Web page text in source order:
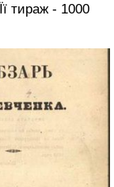
тираж - 1000